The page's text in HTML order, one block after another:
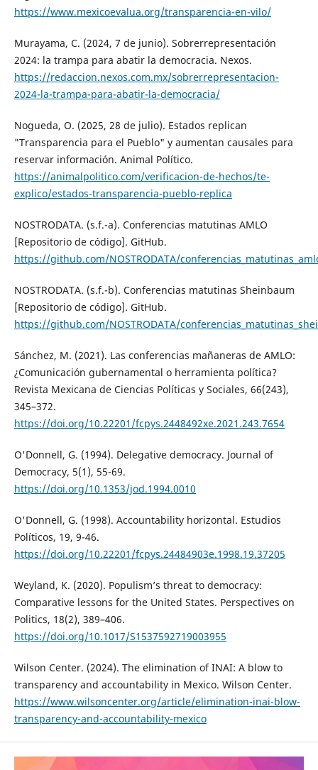
https://www.mexicoevalua.org/transparencia-en-vilo/
Murayama, C. (2024, 7 de junio). Sobrerrepresentación
2024: la trampa para abatir la democracia. Nexos.
https://redaccion.nexos.com.mx/sobrerrepresentacion-
2024-la-trampa-para-abatir-la-democracia/
Nogueda, O. (2025, 28 de julio). Estados replican
"Transparencia para el Pueblo" y aumentan causales para
reservar información. Animal Político.
https://animalpolitico.com/verificacion-de-hechos/te-
explico/estados-transparencia-pueblo-replica
NOSTRODATA. (s.f.-a). Conferencias matutinas AMLO
[Repositorio de código]. GitHub.
https://github.com/NOSTRODATA/
NOSTRODATA. (s.f.-b). Conferencias matutinas Sheinbaum
[Repositorio de código]. GitHub.
https://github.com/NOSTRODATA/
Sánchez, M. (2021). Las conferencias mañaneras de AMLO:
¿Comunicación gubernamental o herramienta política?
Revista Mexicana de Ciencias Políticas y Sociales, 66(243),
345–372.
https://doi.org/10.22201/fcpys.2448492xe.2021.243.7654
O'Donnell, G. (1994). Delegative democracy. Journal of
Democracy, 5(1), 55-69.
https://doi.org/10.1353/jod.1994.0010
O'Donnell, G. (1998). Accountability horizontal. Estudios
Políticos, 19, 9-46.
https://doi.org/10.22201/fcpys.24484903e.1998.19.37205
Weyland, K. (2020). Populism’s threat to democracy:
Comparative lessons for the United States. Perspectives on
Politics, 18(2), 389–406.
https://doi.org/10.1017/S1537592719003955
Wilson Center. (2024). The elimination of INAI: A blow to
transparency and accountability in Mexico. Wilson Center.
https://www.wilsoncenter.org/article/elimination-inai-blow-
transparency-and-accountability-mexico